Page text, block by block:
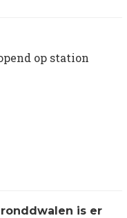
op station
ronddwalen is er